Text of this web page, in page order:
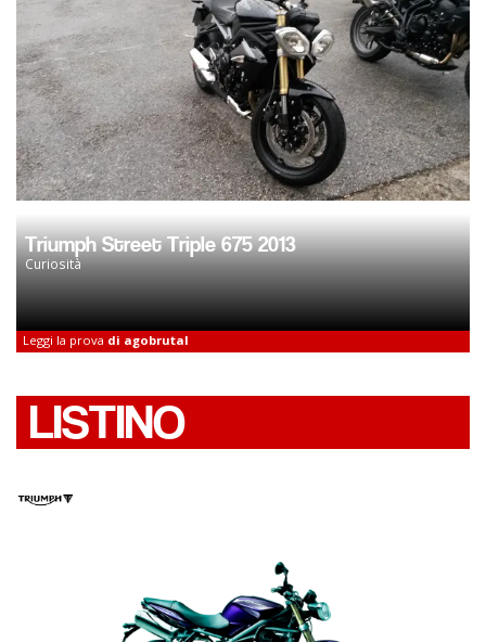
Triumph Street Triple 675 2013
Curiosità
Leggi la prova di agobrutal
LISTINO